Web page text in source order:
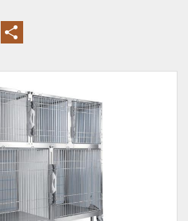
WhatsApp